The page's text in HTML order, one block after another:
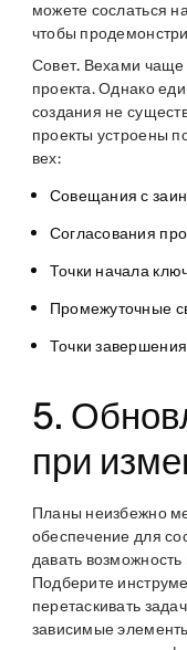
можете сослаться
чтобы
Совет. Вехами чаще
проекта. Однако
создания не
проекты устроены
вех:
Совещания с
Согласования
Точки начала
Промежуточные
Точки
5.
при
Планы неизбежно
обеспечение для
давать
Подберите
перетаскивать
зависимые